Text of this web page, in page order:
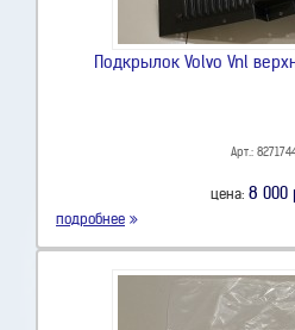
Подкрылок Volvo Vnl
Арт.:
цена: 8 000
подробнее